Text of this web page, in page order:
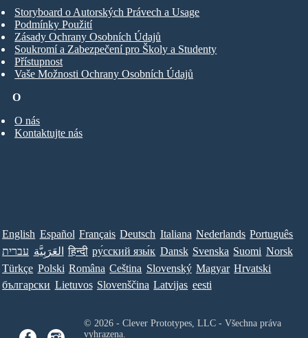
O
O nás
Kontaktujte nás
Storyboard o Autorských Právech a Usage
Podmínky Použití
Zásady Ochrany Osobních Údajů
Soukromí a Zabezpečení pro Školy a Studenty
Přístupnost
Vaše Možnosti Ochrany Osobních Údajů
English Español Français Deutsch Italiana Nederlands Português
עברית العَرَبِيَّة हिन्दी ру́сский язы́к Dansk Svenska Suomi Norsk
Türkçe Polski Româna Ceština Slovenský Magyar Hrvatski
български Lietuvos Slovenščina Latvijas eesti
© 2026 - Clever Prototypes, LLC - Všechna práva
vyhrazena.